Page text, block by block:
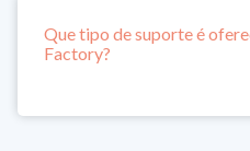
Que tipo de suporte é
Factory?